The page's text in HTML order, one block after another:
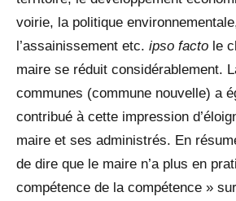
voirie, la politique
l’assainissement etc. ipso facto le
maire se réduit considérablement.
communes (commune nouvelle) a
contribué à cette impression
maire et ses administrés. En
de dire que le maire n’a plus en
compétence de la compétence »